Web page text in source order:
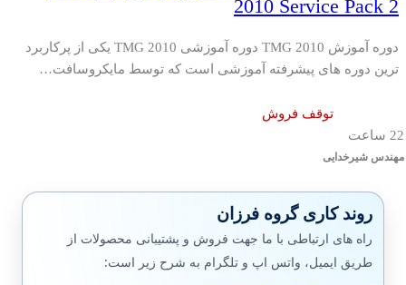
2010 Service Pack 2
دوره آموزش TMG 2010 دوره آموزشی TMG 2010 یکی از پرکاربرد
ترین دوره های پیشرفته آموزشی است که توسط مایکروسافت…
توقف فروش
22 ساعت
مهندس شیرخدایی
روند کاری گروه فرزان
راه های ارتباطی با ما جهت فروش و پشتیبانی محصولات از
طریق ایمیل، واتس اپ و تلگرام به شرح زیر است: